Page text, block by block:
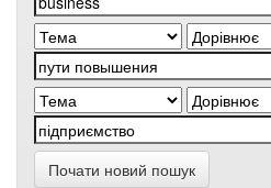
Почати новий пошук